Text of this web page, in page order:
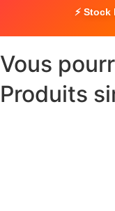
⚡
Vous
Produits